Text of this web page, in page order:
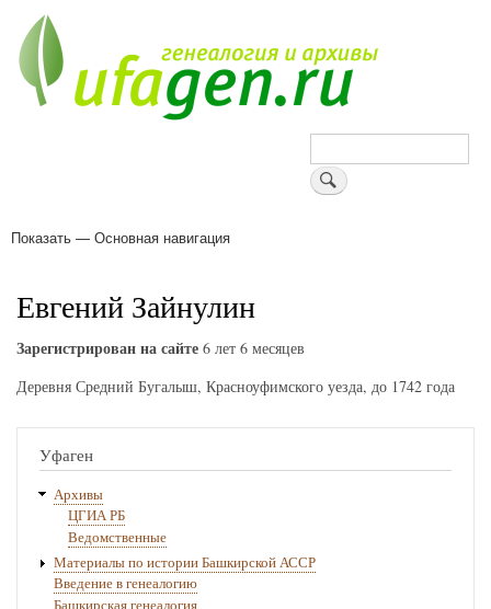
основному
содержанию
Поиск
Основная
Показать — Основная навигация
Евгений Зайнулин
Зарегистрирован на сайте 6 лет 6 месяцев
Деревня Средний Бугалыш, Красноуфимского уезда, до 1742 года
Уфаген
Архивы
ЦГИА РБ
Ведомственные
Материалы по истории Башкирской АССР
Введение в генеалогию
Башкирская генеалогия